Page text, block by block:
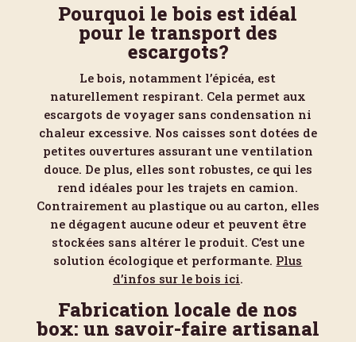
Pourquoi le bois est idéal
pour le transport des
escargots?
Le bois, notamment l’épicéa, est
naturellement respirant. Cela permet aux
escargots de voyager sans condensation ni
chaleur excessive. Nos caisses sont dotées de
petites ouvertures assurant une ventilation
douce. De plus, elles sont robustes, ce qui les
rend idéales pour les trajets en camion.
Contrairement au plastique ou au carton, elles
ne dégagent aucune odeur et peuvent être
stockées sans altérer le produit. C’est une
solution écologique et performante. Plus
d’infos sur le bois ici.
Fabrication locale de nos
box: un savoir-faire artisanal